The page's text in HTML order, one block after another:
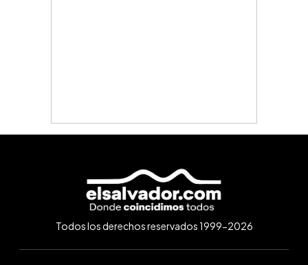
Todos los derechos reservados 1999-2026